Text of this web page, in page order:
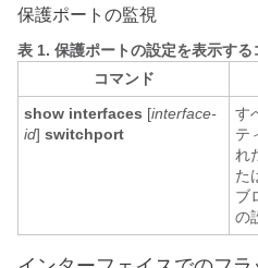
保護ポートの監視
表 1. 保護ポートの設定を表示する
コマンド
show interfaces [interface-
id] switchport
す
テ
れ
た
ブ
の